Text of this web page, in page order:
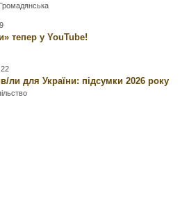
Громадянська
тепер у YouTube!
для України: підсумки 2026 року